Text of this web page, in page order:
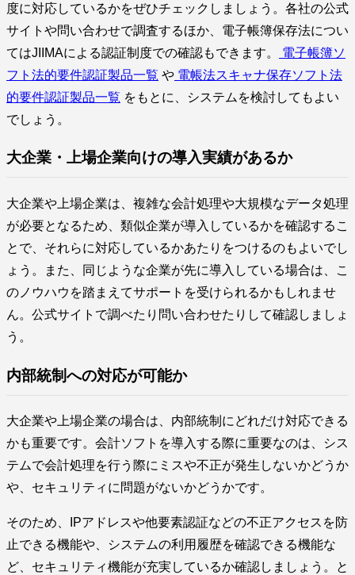
度に対応しているかをぜひチェックしましょう。各社の公式
サイトや問い合わせで調査するほか、電子帳簿保存法につい
てはJIIMAによる認証制度での確認もできます。
電子帳簿ソ
フト法的要件認証製品一覧 や 電帳法スキャナ保存ソフト法
的要件認証製品一覧 をもとに、システムを検討してもよい
でしょう。
大企業・上場企業向けの導入実績があるか
大企業や上場企業は、複雑な会計処理や大規模なデータ処理
が必要となるため、類似企業が導入しているかを確認するこ
とで、それらに対応しているかあたりをつけるのもよいでし
ょう。また、同じような企業が先に導入している場合は、こ
のノウハウを踏まえてサポートを受けられるかもしれませ
ん。公式サイトで調べたり問い合わせたりして確認しましょ
う。
内部統制への対応が可能か
大企業や上場企業の場合は、内部統制にどれだけ対応できる
かも重要です。会計ソフトを導入する際に重要なのは、シス
テムで会計処理を行う際にミスや不正が発生しないかどうか
や、セキュリティに問題がないかどうかです。
そのため、IPアドレスや他要素認証などの不正アクセスを防
止できる機能や、システムの利用履歴を確認できる機能な
ど、セキュリティ機能が充実しているか確認しましょう。と